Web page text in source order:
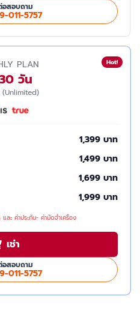
สอบถาม
011-5757
Hot!
PLAN
วัน
(Unlimited)
1,399 บาท
1,499 บาท
1,699 บาท
1,999 บาท
ละ ค่าประกัน- ค่ามัดจำเครื่อง
เช่า
สอบถาม
011-5757